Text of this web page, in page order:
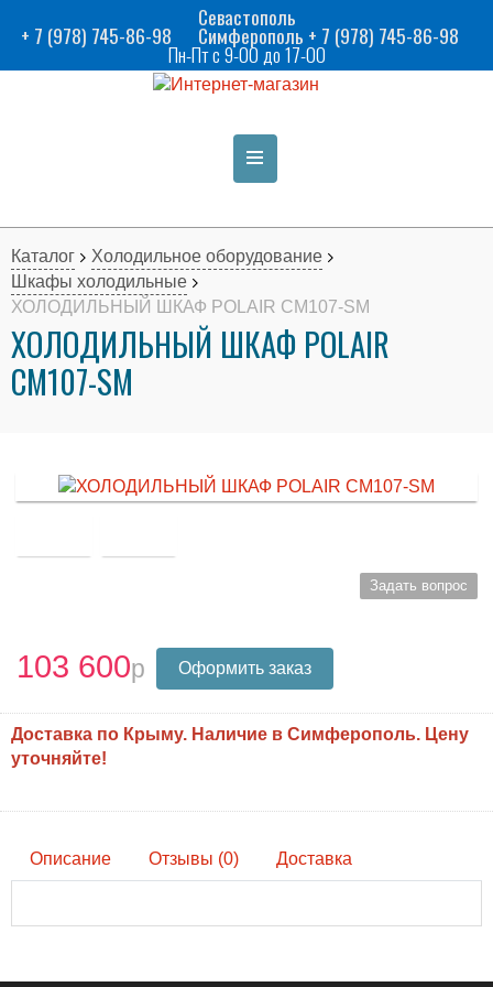
Севастополь
+ 7 (978) 745-86-98 Симферополь + 7 (978) 745-86-98
Пн-Пт с 9-00 до 17-00
Каталог
Холодильное оборудование
Шкафы холодильные
ХОЛОДИЛЬНЫЙ ШКАФ POLAIR CM107-SM
ХОЛОДИЛЬНЫЙ ШКАФ POLAIR
CM107-SM
Задать вопрос
103 600 Оформить заказ
Доставка по Крыму. Наличие в Симферополь. Цену
уточняйте!
Описание Отзывы (0) Доставка